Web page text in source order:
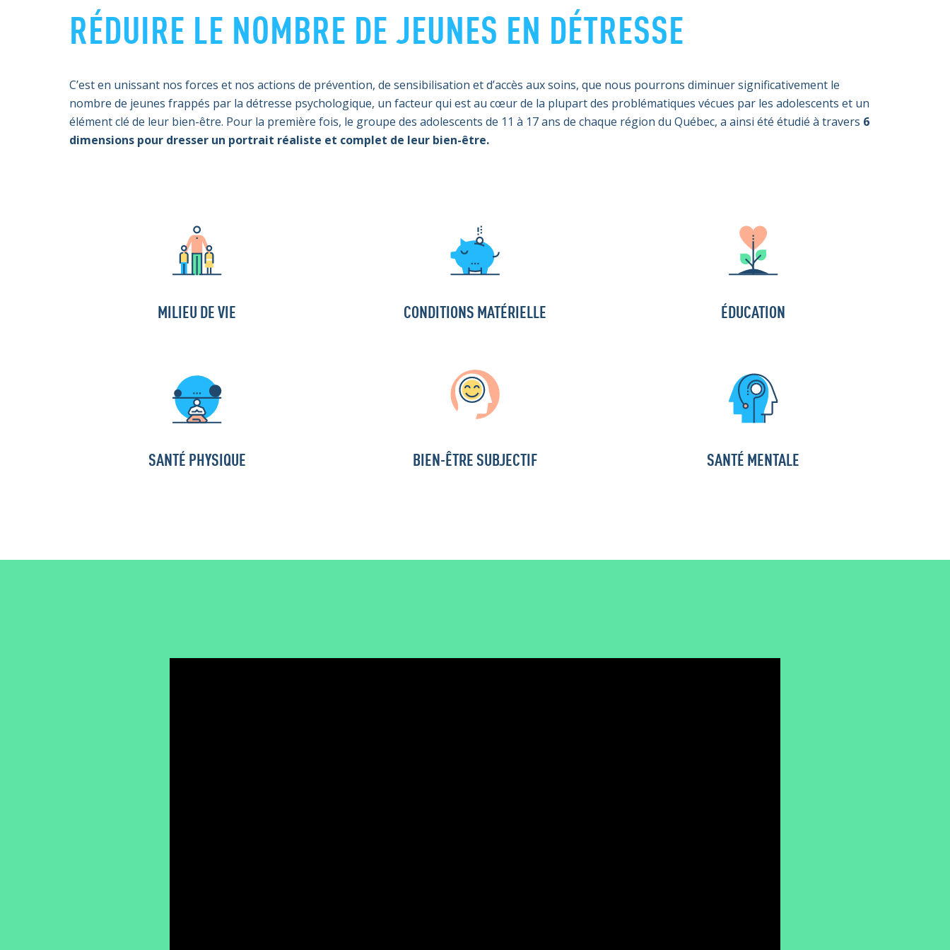
RÉDUIRE LE NOMBRE DE JEUNES EN DÉTRESSE
C’est en unissant nos forces et nos actions de prévention, de sensibilisation et d’accès aux soins, que nous pourrons diminuer significativement le
nombre de jeunes frappés par la détresse psychologique, un facteur qui est au cœur de la plupart des problématiques vécues par les adolescents et un
élément clé de leur bien-être. Pour la première fois, le groupe des adolescents de 11 à 17 ans de chaque région du Québec, a ainsi été étudié à travers 6
dimensions pour dresser un portrait réaliste et complet de leur bien-être.
MILIEU DE VIE CONDITIONS MATÉRIELLE ÉDUCATION
SANTÉ PHYSIQUE BIEN-ÊTRE SUBJECTIF SANTÉ MENTALE